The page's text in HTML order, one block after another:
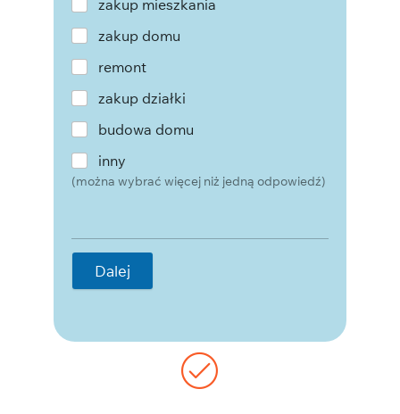
zakup mieszkania
zakup domu
remont
zakup działki
budowa domu
inny
(można wybrać więcej niż jedną odpowiedź)
Dalej